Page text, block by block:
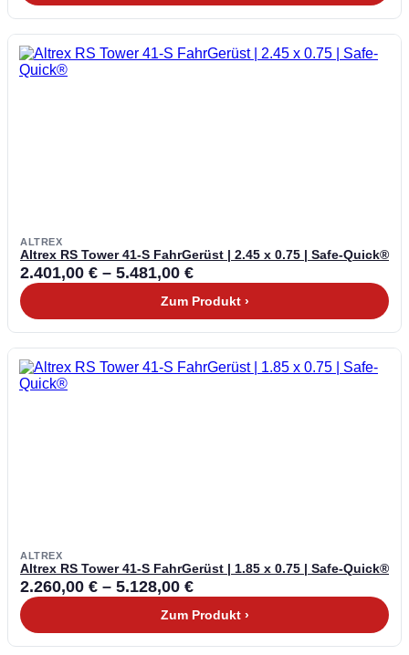
ALTREX
Altrex RS Tower 41-S FahrGerüst | 2.45 x 0.75 | Safe-Quick®
2.401,00 € – 5.481,00 €
Zum Produkt ›
ALTREX
Altrex RS Tower 41-S FahrGerüst | 1.85 x 0.75 | Safe-Quick®
2.260,00 € – 5.128,00 €
Zum Produkt ›